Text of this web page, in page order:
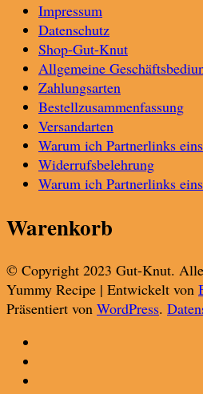
Impressum
Datenschutz
Shop-Gut-Knut
Allgemeine
Zahlungsarten
Bestellzusammenfassung
Versandarten
Warum ich Partnerlinks
Widerrufsbelehrung
Warum ich Partnerlinks
Warenkorb
© Copyright 2023 Gut-Knut. Alle
Yummy Recipe | Entwickelt von
Präsentiert von WordPress.